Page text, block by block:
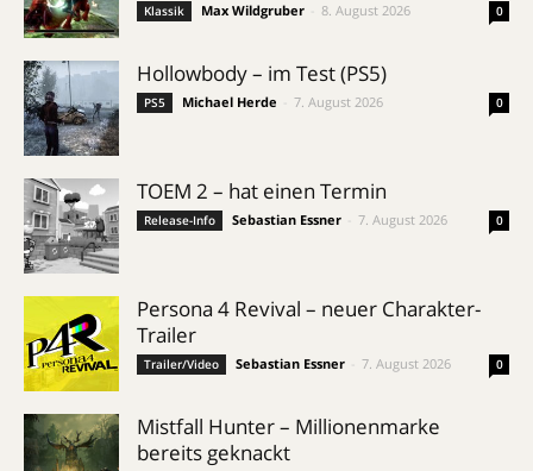
Klassik Max Wildgruber 8. August 2026 0
Hollowbody – im Test (PS5)
PS5 Michael Herde 7. August 2026 0
TOEM 2 – hat einen Termin
Release-Info Sebastian Essner 7. August 2026 0
Persona 4 Revival – neuer Charakter-
Trailer
Trailer/Video Sebastian Essner 7. August 2026 0
Mistfall Hunter – Millionenmarke
bereits geknackt